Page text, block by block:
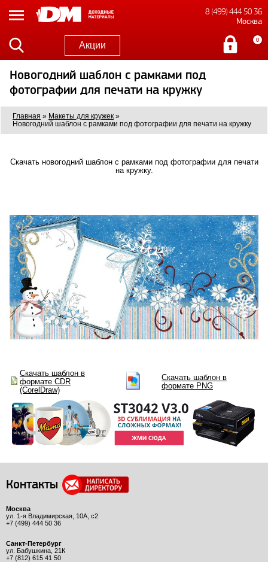
8 (499) 444 50 36
Москва
Акции 0
Новогодний шаблон с рамками под
фотографии для печати на кружку
Главная » Макеты для кружек »
Новогодний шаблон с рамками под фотографии для печати на кружку
Скачать новогодний шаблон с рамками под фотографии для печати
на кружку.
Скачать шаблон в
формате CDR
(CorelDraw)
Скачать шаблон в
формате PNG
Контакты
Москва
ул. 1-я Владимирская, 10А, с2
+7 (499) 444 50 36
Санкт-Петербург
ул. Бабушкина, 21К
+7 (812) 615 41 50